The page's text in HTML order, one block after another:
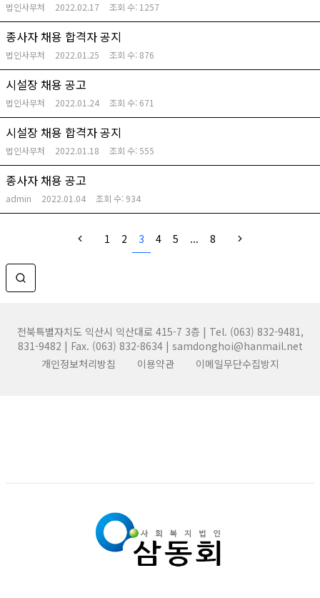
법인사무처 2022.02.17 조회 수: 1257
종사자 채용 합격자 공지
법인사무처 2022.01.25 조회 수: 876
시설장 채용 공고
법인사무처 2022.01.24 조회 수: 671
시설장 채용 합격자 공지
법인사무처 2022.01.18 조회 수:555
종사자 채용 공고
admin 2022.01.04 조회 수: 934
1 2 3 4 5 ... 8
전북특별자치도 익산시 익산대로 415-7 3층 | Tel. (063) 832-9481,
831-9482 | Fax. (063) 832-8634 | samdonghoi@hanmail.net
개인정보처리방침
이용약관 이메일무단수집방지